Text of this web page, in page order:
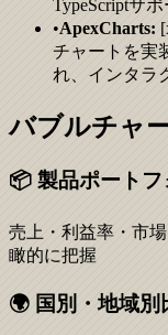
TypeScriptサ
•ApexCharts:
チャートを実
れ、インタラ
バブルチャ
📦 製品ポート
売上・利益率・市
瞰的に把握
🌍 国別・地域別